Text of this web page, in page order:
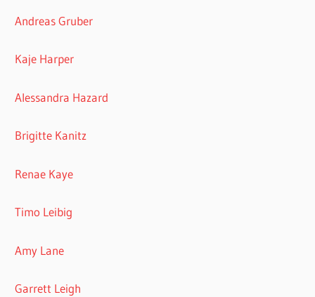
Andreas Gruber
Kaje Harper
Alessandra Hazard
Brigitte Kanitz
Renae Kaye
Timo Leibig
Amy Lane
Garrett Leigh